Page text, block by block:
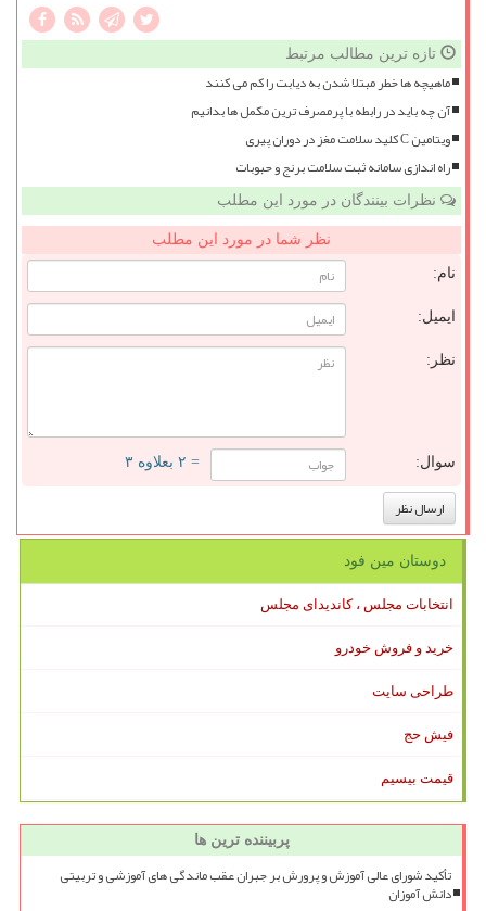
تازه ترین مطالب مرتبط
ماهیچه ها خطر مبتلا شدن به دیابت را کم می کنند
آن چه باید در رابطه با پرمصرف ترین مکمل ها بدانیم
ویتامین C کلید سلامت مغز در دوران پیری
راه اندازی سامانه ثبت سلامت برنج و حبوبات
نظرات بینندگان در مورد این مطلب
نظر شما در مورد این مطلب
نام:
ایمیل:
نظر:
سوال: = ۲ بعلاوه ۳
دوستان مین فود
انتخابات مجلس ، کاندیدای مجلس
خرید و فروش خودرو
طراحی سایت
فیش حج
قیمت بیسیم
پربیننده ترین ها
تأکید شورای عالی آموزش و پرورش بر جبران عقب ماندگی های آموزشی و تربیتی
دانش آموزان